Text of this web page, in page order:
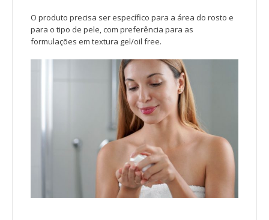
O produto precisa ser específico para a área do rosto e
para o tipo de pele, com preferência para as
formulações em textura gel/oil free.